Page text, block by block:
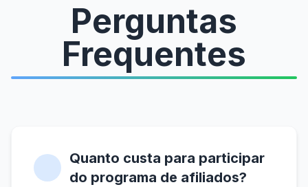
Perguntas
Frequentes
Quanto custa para participar
do programa de afiliados?